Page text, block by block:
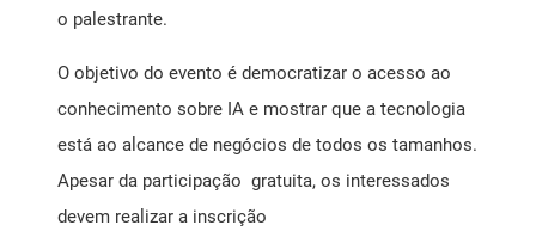
o palestrante.
O objetivo do evento é democratizar o acesso ao
conhecimento sobre IA e mostrar que a tecnologia
está ao alcance de negócios de todos os tamanhos.
Apesar da participação gratuita, os interessados
devem realizar a inscrição